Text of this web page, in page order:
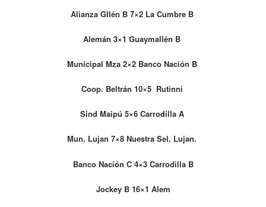
Alianza Gllén B 7×2 La Cumbre B
Alemán 3×1 Guaymallén B
Municipal Mza 2×2 Banco Nación B
Coop. Beltrán 10×5 Rutinni
Sind Maipú 5×6 Carrodilla A
Mun. Lujan 7×8 Nuestra Sel. Lujan.
Banco Nación C 4×3 Carrodilla B
Jockey B 16×1 Alem